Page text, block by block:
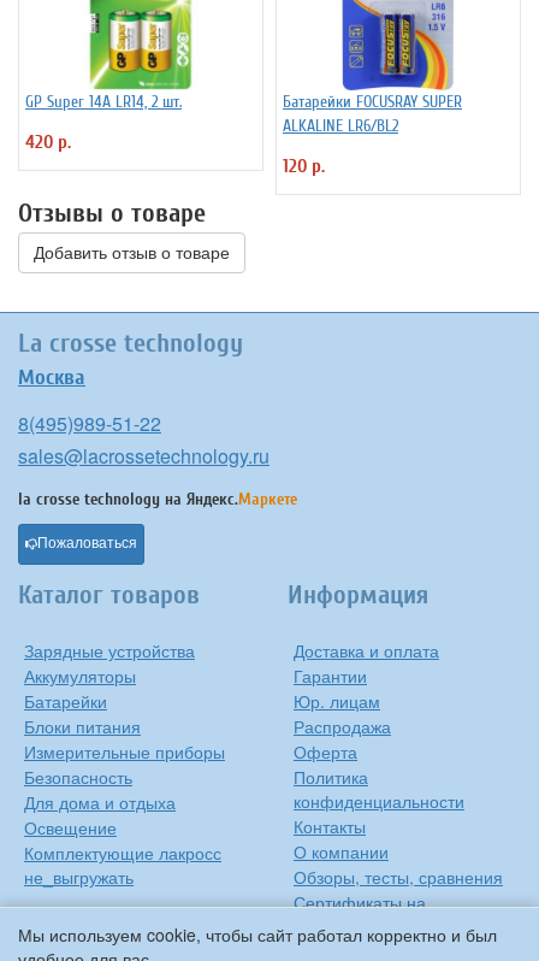
Мы используем cookie, чтобы сайт работал корректно и был
GP Super 14А LR14, 2 шт.
420 р.
Батарейки FOCUSRAY SUPER
ALKALINE LR6/BL2
120 р.
Отзывы о товаре
Добавить отзыв о товаре
La crosse technology
Москва
8(495)989-51-22
sales@lacrossetechnology.ru
la crosse technology на Яндекс.Маркете
Пожаловаться
Каталог товаров
Зарядные устройства
Аккумуляторы
Батарейки
Блоки питания
Измерительные приборы
Безопасность
Для дома и отдыха
Освещение
Комплектующие лакросс
не_выгружать
Информация
Доставка и оплата
Гарантии
Юр. лицам
Распродажа
Оферта
Политика
конфиденциальности
Контакты
О компании
Обзоры, тесты, сравнения
Сертификаты на
продукцию
Инструкции на русском